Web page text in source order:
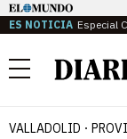
ES NOTICIA Especial
Menú
VALLADOLID